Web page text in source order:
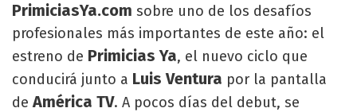
PrimiciasYa.com sobre uno de los desafíos
profesionales más importantes de este año: el
estreno de Primicias Ya, el nuevo ciclo que
conducirá junto a Luis Ventura por la pantalla
deAmérica TV. A pocos días del debut, se